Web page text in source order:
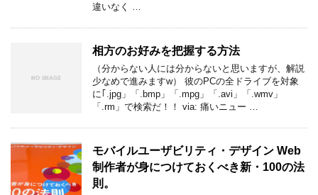
違いなく …
相方のお好みを把握する方法
（分からない人には分からないと思いますが、解説
少なめで進みますw） 彼のPCの全ドライブを対象
に｢.jpg」「.bmp」「.mpg」「.avi」「.wmv」
「.rm」で検索だ！！ via: 痛いニュー …
モバイルユーザビリティ・デザイン Web
制作者が身につけておくべき新・100の法
則。